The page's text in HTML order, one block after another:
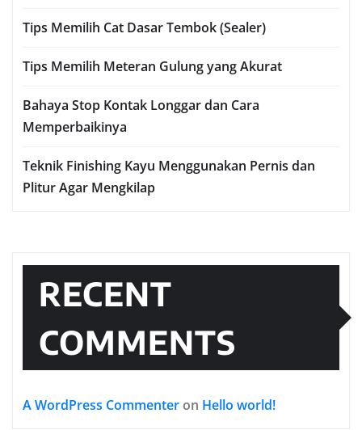
Tips Memilih Cat Dasar Tembok (Sealer)
Tips Memilih Meteran Gulung yang Akurat
Bahaya Stop Kontak Longgar dan Cara
Memperbaikinya
Teknik Finishing Kayu Menggunakan Pernis dan
Plitur Agar Mengkilap
RECENT
COMMENTS
A WordPress Commenter on Hello world!